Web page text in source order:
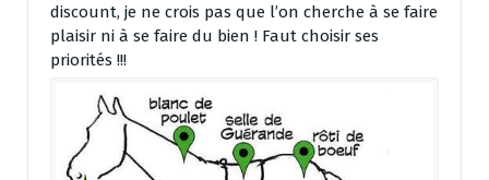
discount, je ne crois pas que l’on cherche à se faire
plaisir ni à se faire du bien ! Faut choisir ses
priorités !!!